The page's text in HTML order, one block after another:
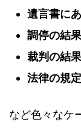
遺言書に
調停の結
裁判の結
法律の規
など色々なケ